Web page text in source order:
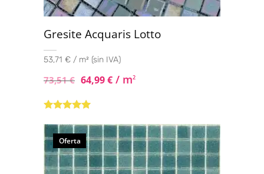
Gresite Acquaris Lotto
53,71 € / m² (sin IVA)
73,51€ 64,99€ / m2
5.00de 5
Oferta